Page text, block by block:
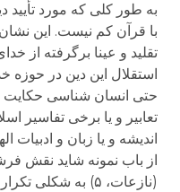
به طور کلی که مورد تأیید
با قرآن کم نیست. این
تقلید و عینا برگرفته از
استقلال این دین در
حتی انسان شناسی حکایت
تعابیر و یا برخی تفاسیر
اندیشه و یا زبان و ادبیات
از باب نمونه شاید نقش
(نازعات، ۵) به